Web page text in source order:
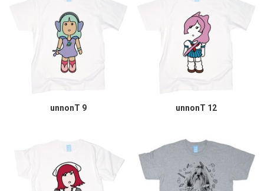
unnonT 9 unnonT 12